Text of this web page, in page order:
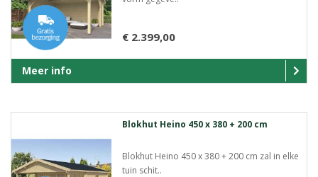
€ 2.399,00
Meer info
Blokhut Heino 450 x 380 + 200 cm
Blokhut Heino 450 x 380 + 200 cm zal in elke
tuin schit..